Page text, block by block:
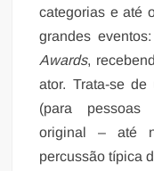
categorias e até
grandes eventos:
Awards,
ator. Trata-se de
(para pessoas
original – até
percussão típica